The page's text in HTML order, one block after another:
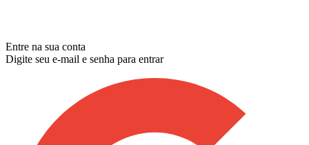
Entre na sua conta
Digite seu e-mail e senha para entrar